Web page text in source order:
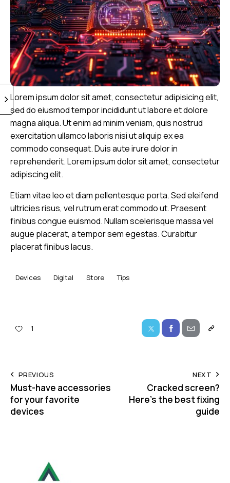
Lorem ipsum dolor sit amet, consectetur adipisicing elit,
sed do eiusmod tempor incididunt ut labore et dolore
magna aliqua. Ut enim ad minim veniam, quis nostrud
exercitation ullamco laboris nisi ut aliquip ex ea
commodo consequat. Duis aute irure dolor in
reprehenderit. Lorem ipsum dolor sit amet, consectetur
adipiscing elit.
Etiam vitae leo et diam pellentesque porta. Sed eleifend
ultricies risus, vel rutrum erat commodo ut. Praesent
finibus congue euismod. Nullam scelerisque massa vel
augue placerat, a tempor sem egestas. Curabitur
placerat finibus lacus.
Devices Digital Store Tips
1
PREVIOUS
Must-have accessories
for your favorite
devices
NEXT
Cracked screen?
Here’s the best fixing
guide